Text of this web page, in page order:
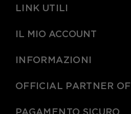
LINK UTILI
IL MIO ACCOUNT
INFORMAZIONI
OFFICIAL PARTNER OF
PAGAMENTO SICURO